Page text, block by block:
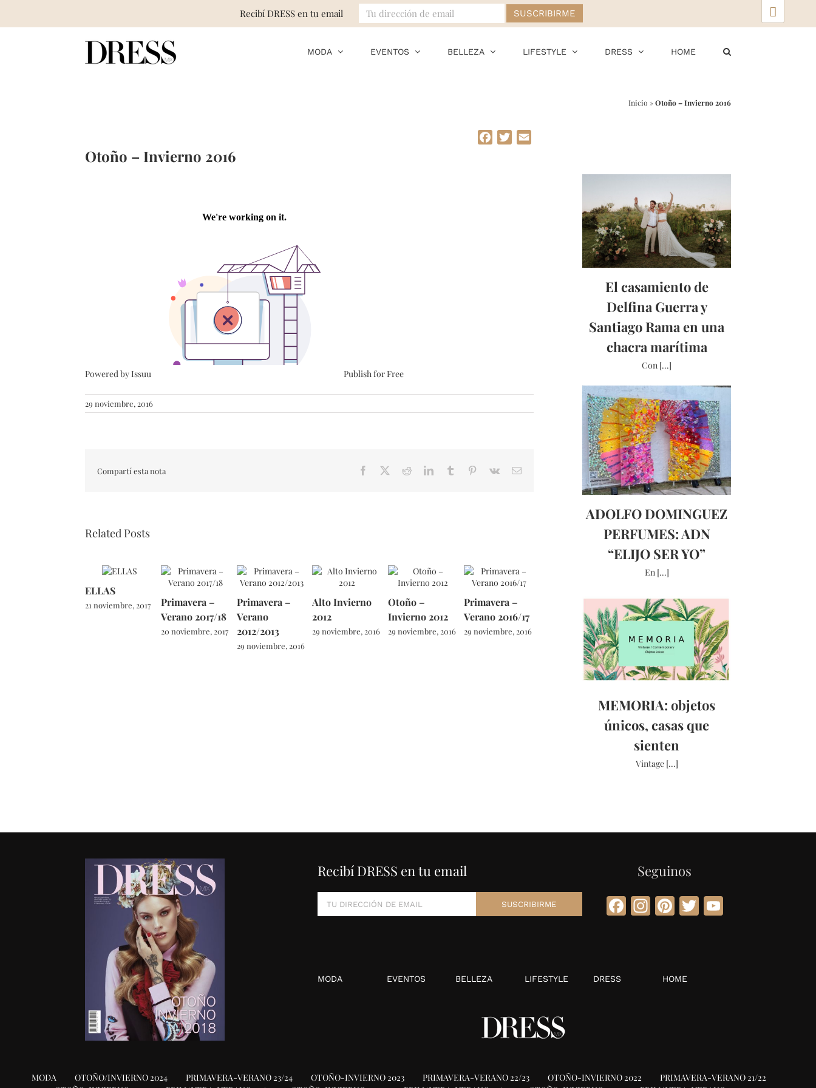
MODA EVENTOS BELLEZA LIFESTYLE DRESS HOME
Inicio »Otoño – Invierno 2016
Facebook
Twitter
Otoño – Invierno 2016
Powered byIssuu Publish for Free
29 noviembre, 2016
Compartí esta nota Facebook RedditLinkedInTumblr Pinterest
Vk Email
Related Posts
ELLAS
21 noviembre, 2017
Primavera –
Verano 2017/18
20 noviembre, 2017
Primavera –
Verano
2012/2013
29 noviembre, 2016
Alto Invierno
2012
29 noviembre, 2016
Otoño –
Invierno 2012
29 noviembre, 2016
Primavera –
Verano 2016/17
29 noviembre, 2016
El casamiento de
Delfina Guerra y
Santiago Rama en una
chacra marítima
Con [...]
ADOLFO DOMINGUEZ
PERFUMES: ADN
“ELIJO SER YO”
En [...]
MEMORIA: objetos
únicos, casas que
sienten
Vintage [...]
Recibí DRESS en tu email Seguinos
Facebook
Instagram
Pinterest
TwitterYouTube
MODA EVENTOS BELLEZA LIFESTYLE DRESS HOME
MODA OTOÑO/INVIERNO 2024 PRIMAVERA-VERANO 23/24 OTOÑO-INVIERNO 2023 PRIMAVERA-VERANO 22/23 OTOÑO-INVIERNO 2022
PRIMAVERA-VERANO 21/22
Recibí DRESS en tu email